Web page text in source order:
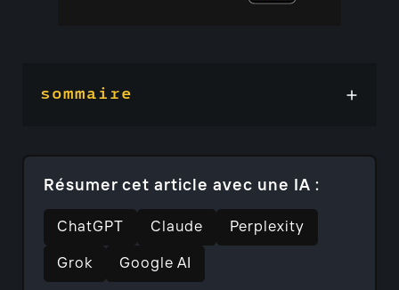
sommaire
Résumer cet article avec une IA :
ChatGPT Claude Perplexity
Grok Google AI